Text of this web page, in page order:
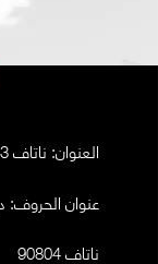
العنوان: ناتاف 33 ، ناتاف
عنوان الحروف:
ناتاف 90804